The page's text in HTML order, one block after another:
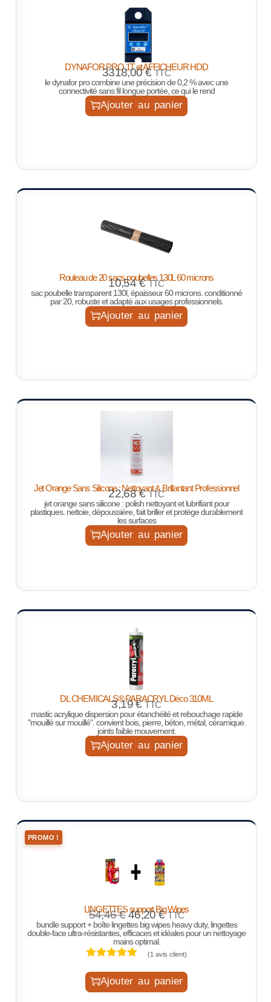
DYNAFOR PRO 1T et AFFICHEUR HDD
3318,00€ TTC
le dynafor pro combine une précision de 0,2 % avec une
connectivité sans fil longue portée, ce qui le rend
Ajouter au panier
Rouleau de 20 sacs poubelles 130L 60 microns
10,54€ TTC
sac poubelle transparent 130l, épaisseur 60 microns. conditionné
par 20, robuste et adapté aux usages professionnels.
Ajouter au panier
Jet Orange Sans Silicone : Nettoyant & Brillantant Professionnel
22,68€ TTC
jet orange sans silicone : polish nettoyant et lubrifiant pour
plastiques. nettoie, dépoussière, fait briller et protège durablement
les surfaces
Ajouter au panier
DL CHEMICALS® PARACRYL Déco 310ML
3,19€ TTC
mastic acrylique dispersion pour étanchéité et rebouchage rapide
"mouillé sur mouillé". convient bois, pierre, béton, métal, céramique.
joints faible mouvement.
Ajouter au panier
PROMO !
LINGETTES support Big Wipes
54,46€ 46,20€ TTC
bundle support + boîte lingettes big wipes heavy duty, lingettes
double-face ultra-résistantes, efficaces et idéales pour un nettoyage
mains optimal.
(1 avis client)
Ajouter au panier